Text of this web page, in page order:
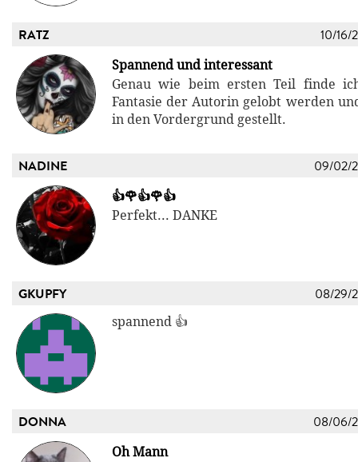
RATZ 10/16/
Spannend und interessant
Genau wie beim ersten Teil finde
Fantasie der Autorin gelobt werden
in den Vordergrund gestellt.
NADINE 09/02/
👍🌹👍🌹👍
Perfekt... DANKE
GKUPFY 08/29/
spannend 👍
DONNA 08/06/
Oh Mann